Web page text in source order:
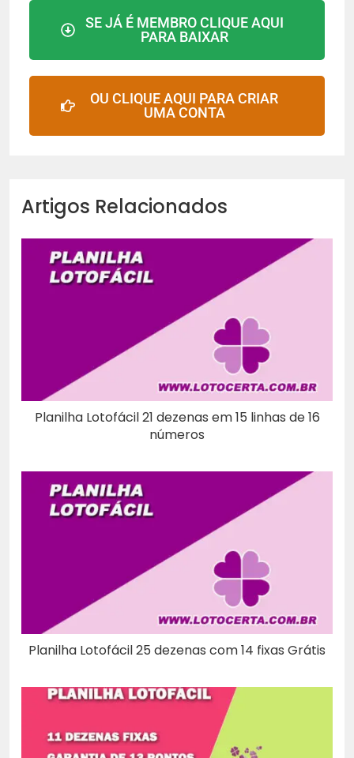
SE JÁ É MEMBRO CLIQUE AQUI
PARA BAIXAR
OU CLIQUE AQUI PARA CRIAR
UMA CONTA
Artigos Relacionados
Planilha Lotofácil 21 dezenas em 15 linhas de 16
números
Planilha Lotofácil 25 dezenas com 14 fixas Grátis